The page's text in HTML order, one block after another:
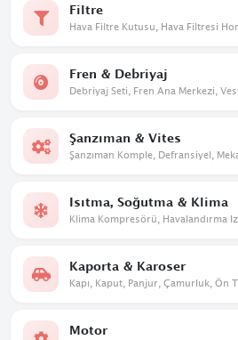
Filtre
Fren & Debriyaj
Şanzıman & Vites
Isıtma, Soğutma & Klima
Kaporta & Karoser
Motor